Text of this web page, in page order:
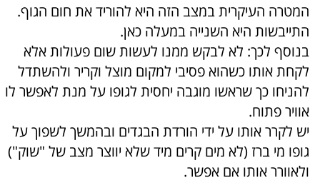
המטרה העיקרית במצב הזה היא להוריד את חום הגוף.
התייבשות היא השנייה במעלה כאן.
בנוסף לכך: לא לבקש ממנו לעשות שום פעולות אלא
לקחת אותו כשהוא פסיבי למקום מוצל וקריר ולהשתדל
להניחו כך שראשו מוגבה יחסית לגופו על מנת לאפשר לו
אוויר פתוח.
יש לקרר אותו על ידי הורדת הבגדים ובהמשך לשפוך על
גופו מי ברז (לא מים קרים מיד שלא יווצר מצב של "שוק")
ולאוורר אותו אם אפשר.